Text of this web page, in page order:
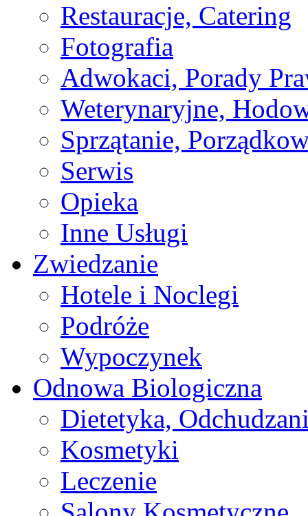
Restauracje, Catering
Fotografia
Adwokaci, Porady
Weterynaryjne,
Sprzątanie,
Serwis
Opieka
Inne Usługi
Zwiedzanie
Hotele i Noclegi
Podróże
Wypoczynek
Odnowa Biologiczna
Dietetyka,
Kosmetyki
Leczenie